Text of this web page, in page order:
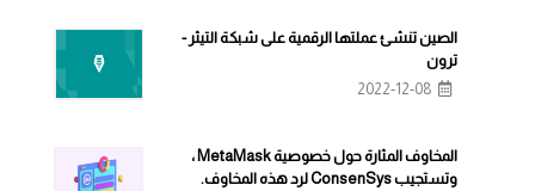
الصين تنشئ عملتها الرقمية على شبكة التيثر -
ترون
2022-12-08
المخاوف المثارة حول خصوصية MetaMask ،
وتستجيب ConsenSys لرد هذه المخاوف.